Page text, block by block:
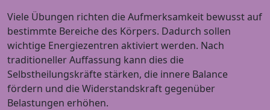
Viele Übungen richten die Aufmerksamkeit bewusst auf
bestimmte Bereiche des Körpers. Dadurch sollen
wichtige Energiezentren aktiviert werden. Nach
traditioneller Auffassung kann dies die
Selbstheilungskräfte stärken, die innere Balance
fördern und die Widerstandskraft gegenüber
Belastungen erhöhen.